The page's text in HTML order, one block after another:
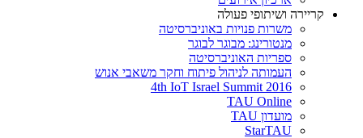
קריירה ושיתופי פעולה
משרות פנויות באוניברסיטה
מנטורינג: מבוגר לבוגר
ספריות האוניברסיטה
העמותה לניהול פיתוח וחקר משאבי אנוש
4th IoT Israel Summit 2016
TAU Online
מועדון TAU
StarTAU